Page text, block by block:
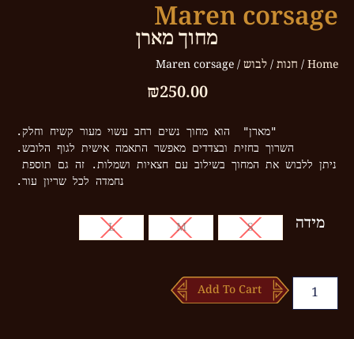
Maren corsage
מחוך מארן
Home
/ חנות / לבוש / Maren corsage
₪250.00
נחמדה לכל שריון עור.
מידה S
M
L
Add To Cart